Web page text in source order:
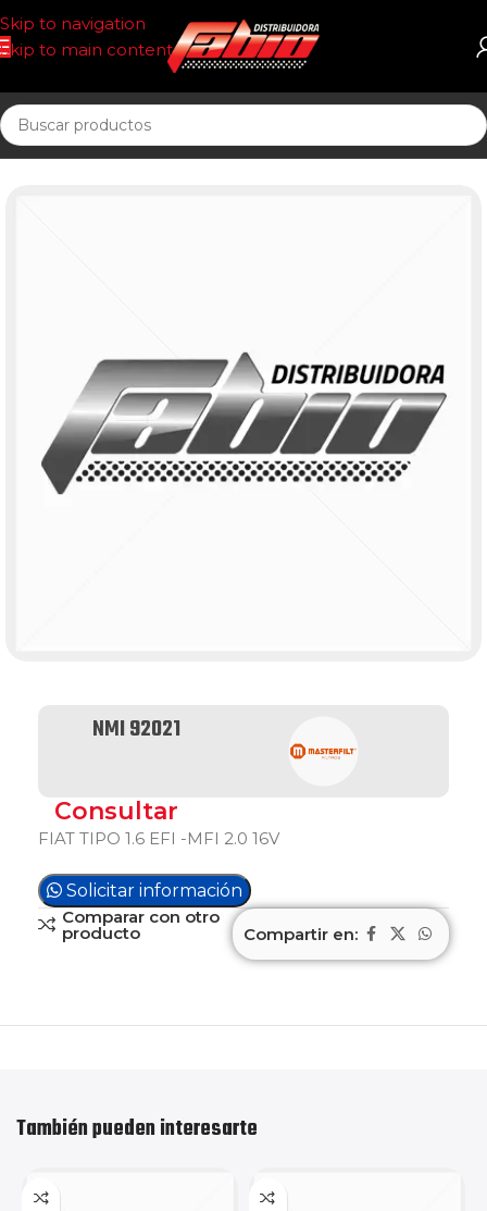
Skip to navigation
Skip to main content
Inicio FILTROS INYECCION
NMI 92021
Consultar
FIAT TIPO 1.6 EFI -MFI 2.0 16V
Solicitar información
Comparar con otro
producto Compartir en:
También pueden interesarte